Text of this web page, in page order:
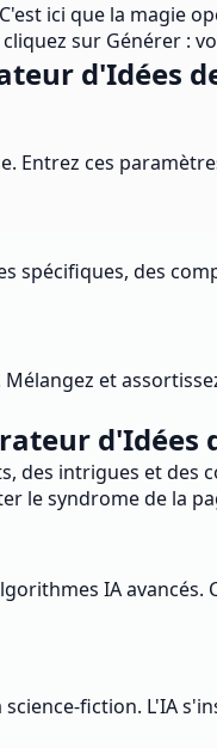
C'est ici que la magie
sur Générer :
d'Idées
Entrez ces
des
et
d'Idées
des intrigues et
le syndrome de la
IA
fiction. L'IA